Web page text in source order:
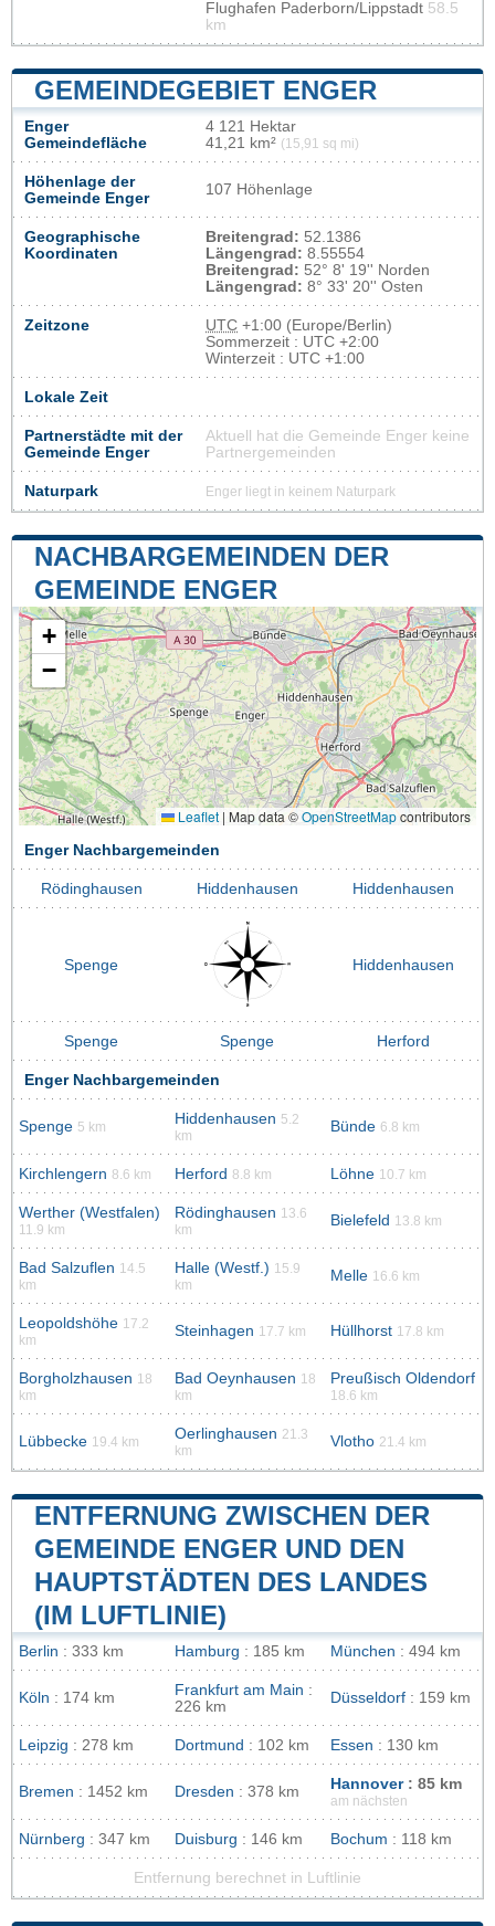
Flughafen Paderborn/Lippstadt 58.5
km
GEMEINDEGEBIET ENGER
Enger
Gemeindefläche
4 121 Hektar
41,21 km² (15,91 sq mi)
Höhenlage der
Gemeinde Enger
107 Höhenlage
Geographische
Koordinaten
Breitengrad: 52.1386
Längengrad: 8.55554
Breitengrad: 52° 8' 19'' Norden
Längengrad: 8° 33' 20'' Osten
Zeitzone UTC +1:00 (Europe/Berlin)
Sommerzeit : UTC +2:00
Winterzeit : UTC +1:00
Lokale Zeit
Partnerstädte mit der
Gemeinde Enger
Aktuell hat die Gemeinde Enger keine
Partnergemeinden
Naturpark Enger liegt in keinem Naturpark
NACHBARGEMEINDEN DER
GEMEINDE ENGER
+
−
Leaflet | Map data ©OpenStreetMapcontributors
Enger Nachbargemeinden
Rödinghausen Hiddenhausen Hiddenhausen
Spenge Hiddenhausen
Spenge Spenge Herford
Enger Nachbargemeinden
Spenge 5 km Hiddenhausen 5.2
km
Bünde 6.8 km
Kirchlengern 8.6 km Herford 8.8 km Löhne 10.7 km
Werther (Westfalen)
11.9 km
Rödinghausen 13.6
km
Bielefeld 13.8 km
Bad Salzuflen 14.5
km
Halle (Westf.) 15.9
km
Melle 16.6 km
Leopoldshöhe 17.2
km
Steinhagen 17.7 km Hüllhorst 17.8 km
Borgholzhausen 18
km
Bad Oeynhausen 18
km
Preußisch Oldendorf
18.6 km
Lübbecke 19.4 km Oerlinghausen 21.3
km
Vlotho 21.4 km
ENTFERNUNG ZWISCHEN DER
GEMEINDE ENGER UND DEN
HAUPTSTÄDTEN DES LANDES
(IM LUFTLINIE)
Berlin : 333 km Hamburg : 185 km München : 494 km
Köln : 174 km Frankfurt am Main :
226 km
Düsseldorf : 159 km
Leipzig : 278 km Dortmund : 102 km Essen : 130 km
Bremen : 1452 km Dresden : 378 km Hannover: 85 km
am nächsten
Nürnberg : 347 km Duisburg : 146 km Bochum : 118 km
Entfernung berechnet in Luftlinie